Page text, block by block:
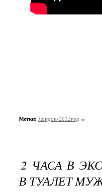
Метки: Лондон-2012год
2 ЧАСА В
В ТУАЛЕТ